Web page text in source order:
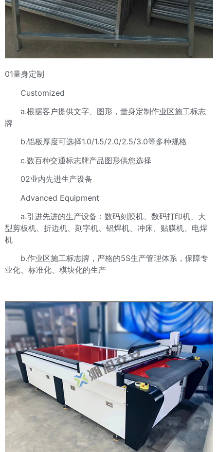
01量身定制
Customized
a.根据客户提供文字、图形，量身定制作业区施工标志
牌
b.铝板厚度可选择1.0/1.5/2.0/2.5/3.0等多种规格
c.数百种交通标志牌产品图形供您选择
02业内先进生产设备
Advanced Equipment
a.引进先进的生产设备：数码刻膜机、数码打印机、大
型剪板机、折边机、刻字机、铝焊机、冲床、贴膜机、电焊
机
b.作业区施工标志牌，严格的5S生产管理体系，保障专
业化、标准化、模块化的生产